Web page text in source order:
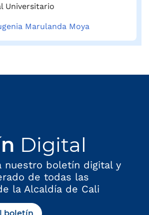
Universitario
Marulanda Moya
Digital
nuestro boletín digital y
de todas las
la Alcaldía de Cali